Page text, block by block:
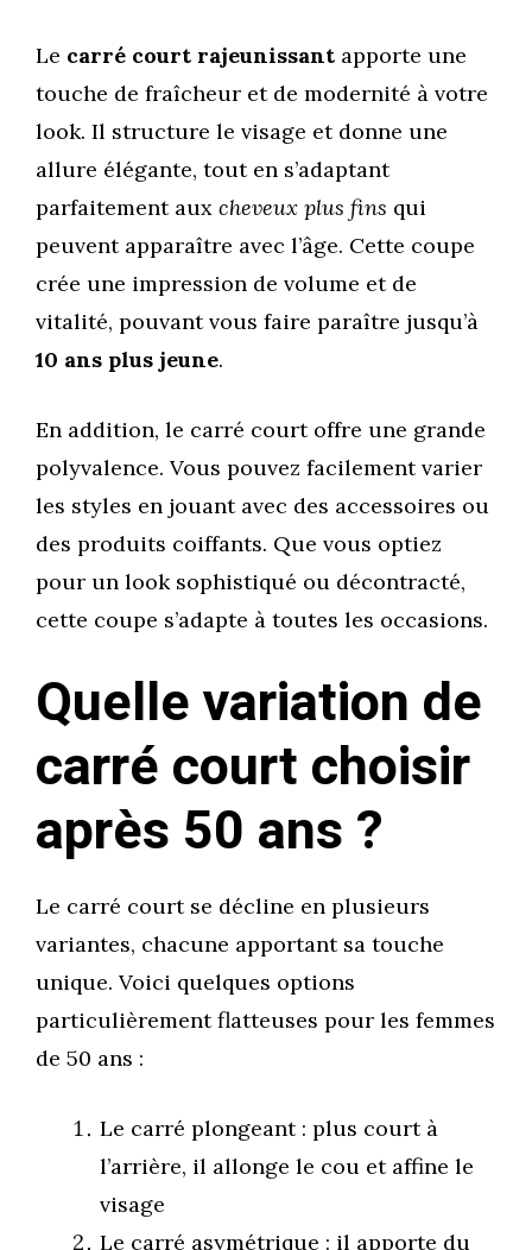
Le carré court rajeunissant apporte une
touche de fraîcheur et de modernité à votre
look. Il structure le visage et donne une
allure élégante, tout en s’adaptant
parfaitement aux cheveux plus fins qui
peuvent apparaître avec l’âge. Cette coupe
crée une impression de volume et de
vitalité, pouvant vous faire paraître jusqu’à
10 ans plus jeune.
En addition, le carré court offre une grande
polyvalence. Vous pouvez facilement varier
les styles en jouant avec des accessoires ou
des produits coiffants. Que vous optiez
pour un look sophistiqué ou décontracté,
cette coupe s’adapte à toutes les occasions.
Quelle variation de
carré court choisir
après 50 ans ?
Le carré court se décline en plusieurs
variantes, chacune apportant sa touche
unique. Voici quelques options
particulièrement flatteuses pour les femmes
de 50 ans :
Le carré plongeant : plus court à
l’arrière, il allonge le cou et affine le
visage
Le carré asymétrique : il apporte du